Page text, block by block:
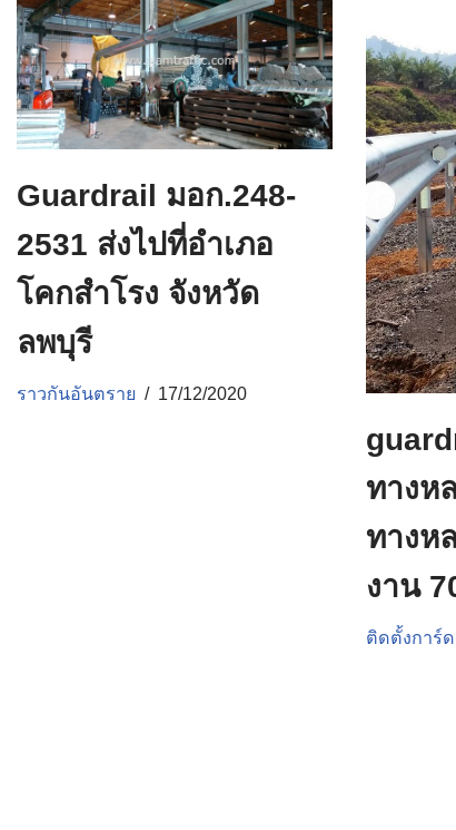
Guardrail มอก.248-
2531 ส่งไปที่อำเภอ
โคกสำโรง จังหวัด
ลพบุรี
ราวกันอันตราย 17/12/2020
ทางห
ทางห
งาน
ติดตั้งการ์ด